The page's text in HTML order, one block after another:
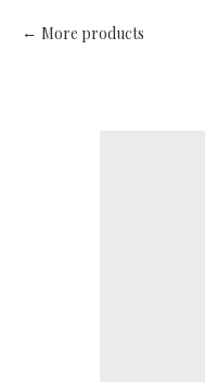
More products